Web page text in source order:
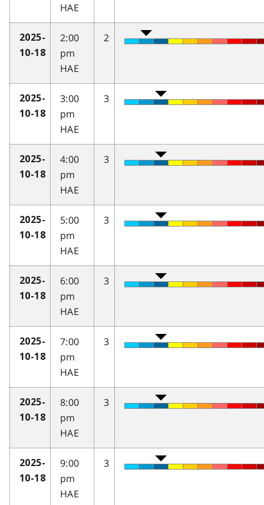
HAE
2025-
10-18
2:00
pm
HAE
2
2025-
10-18
3:00
pm
HAE
3
2025-
10-18
4:00
pm
HAE
3
2025-
10-18
5:00
pm
HAE
3
2025-
10-18
6:00
pm
HAE
3
2025-
10-18
7:00
pm
HAE
3
2025-
10-18
8:00
pm
HAE
3
2025-
10-18
9:00
pm
HAE
3